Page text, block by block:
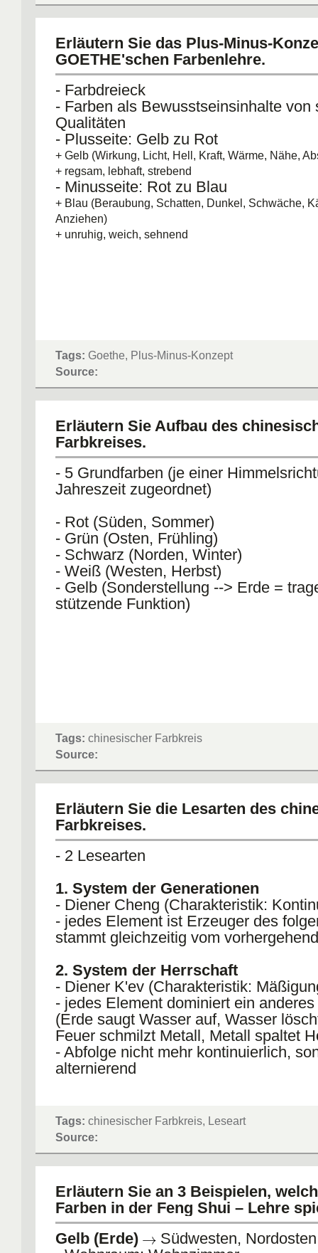
Erläutern Sie das Plus-Minus-
GOETHE'schen Farbenlehre.
- Farbdreieck
- Farben als Bewusstseinsinhalte von
Qualitäten
- Plusseite: Gelb zu Rot
+ Gelb (Wirkung, Licht, Hell, Kraft, Wärme, Nähe,
+ regsam, lebhaft, strebend
- Minusseite: Rot zu Blau
+ Blau (Beraubung, Schatten, Dunkel, Schwäche,
Anziehen)
+ unruhig, weich, sehnend
Tags: Goethe, Plus-Minus-Konzept
Source:
Erläutern Sie Aufbau des
Farbkreises.
- 5 Grundfarben (je einer
Jahreszeit zugeordnet)
- Rot (Süden, Sommer)
- Grün (Osten, Frühling)
- Schwarz (Norden, Winter)
- Weiß (Westen, Herbst)
- Gelb (Sonderstellung --> Erde =
stützende Funktion)
Tags: chinesischer Farbkreis
Source:
Erläutern Sie die Lesarten des
Farbkreises.
- 2 Lesearten
1. System der Generationen
- Diener Cheng (Charakteristik:
- jedes Element ist Erzeuger des
stammt gleichzeitig vom
2. System der Herrschaft
- Diener K'ev (Charakteristik:
- jedes Element dominiert ein anderes
(Erde saugt Wasser auf, Wasser
Feuer schmilzt Metall, Metall spaltet
- Abfolge nicht mehr kontinuierlich,
alternierend
Tags: chinesischer Farbkreis, Leseart
Source:
Erläutern Sie an 3 Beispielen,
Farben in der Feng Shui – Lehre
Gelb (Erde)
Südwesten, Nordosten